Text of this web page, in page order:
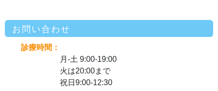
お問い合わせ
診療時間：
月-土 9:00-19:00
火は20:00まで
祝日9:00-12:30